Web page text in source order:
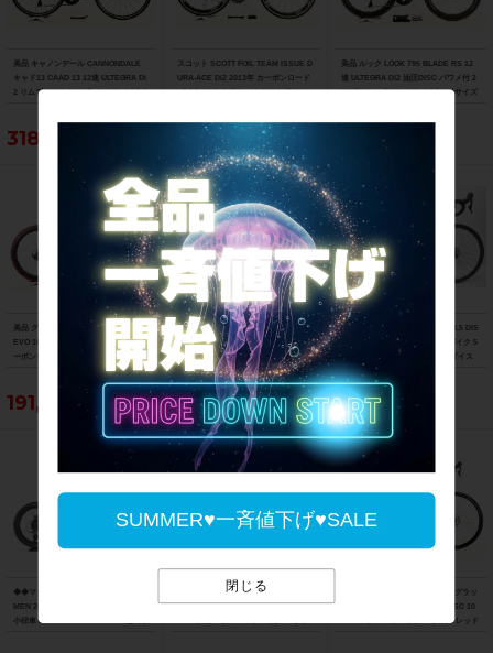
SUMMER♥一斉値下げ♥SALE
閉じる
美品 キャノンデール CANNONDALE
キャド13 CAAD 13 12速 ULTEGRA Di
2 リムブレーキ 2021年 ロードバイク 5
318,021円
スコット SCOTT FOIL TEAM ISSUE D
URA-ACE Di2 2013年 カーボンロード
バイク 54サイズ チームオリカグリーン
234,740円
美品 ルック LOOK 795 BLADE RS 12
速 ULTEGRA Di2 油圧DISC パワメ付 2
023年 カーボンロードバイク XSサイズ
881,100円
美品 グスト GUSTO RCR TEAN DURO
EVO 105 ホイールカスタム 2021年 カ
ーボンロードバイク Lサイズ ラヴァレ
191,400円
ジャイアント GIANT TCR ADVANCED
2 DISC SE 105 パワメ付 ホイールカス
タム 2021年 カーボンロードバイク M
サイズ カーボンカラー
223,179円
▼▼トレック TREK EMONDA SL5 DIS
C 105 2023年 カーボン ロードバイク 5
0サイズ 2×11速（サイクルパラダイス
福岡より配送）
214,500円
◆◆マジィ MASI フェネック FENNEC
MEN 2023年モデル クロモリ ミニベロ
小径車 microSHIFT MEZZU 1x8速（サ
●美品 トレック TREK エモンダ EMON
DA SL 6 PRO 12速 105 Di2 油圧DISC
美品 ウィリエール Wilier モンテグラッ
パ ディスク MONTEGRAPPA DISC 10
5 2020年 ロードバイク Mサイズ レッド